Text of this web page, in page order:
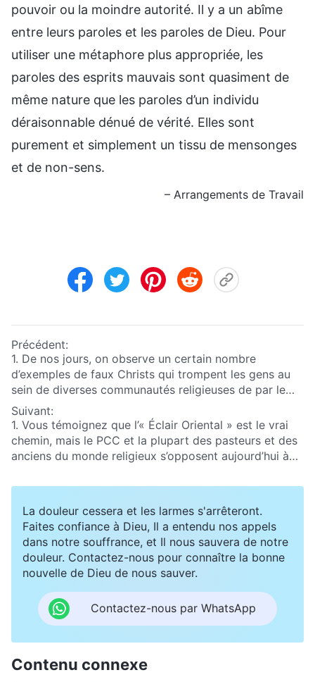
pouvoir ou la moindre autorité. Il y a un abîme
entre leurs paroles et les paroles de Dieu. Pour
utiliser une métaphore plus appropriée, les
paroles des esprits mauvais sont quasiment de
même nature que les paroles d’un individu
déraisonnable dénué de vérité. Elles sont
purement et simplement un tissu de mensonges
et de non-sens.
– Arrangements de Travail
Précédent:
1. De nos jours, on observe un certain nombre
d’exemples de faux Christs qui trompent les gens au
sein de diverses communautés religieuses de par le
monde. Beaucoup de gens, incapables de s’apercevoir
qu’ils étaient trompés, ont suivi ces faux Christs,
accomplissant ainsi cette prophétie du Seigneur Jésus
: «Si quelqu’un vous dit alors : Vois, christ est ici, ou :
il est là, ne le croyez pas. Car il s’élèvera de faux
était possible, même les élus»(Matthieu 24:23-24)
Par conséquent, nous croyons que quiconque reçoit
un témoignage comme étant le Seigneur qui est
revenu est indubitablement un faux Christ et qu’il est
inutile de chercher à le rencontrer et d’enquêter sur lui.
Aurions-nous tort de croire cela ?
Suivant:
1. Vous témoignez que l’« Éclair Oriental » est le vrai
chemin, mais le PCC et la plupart des pasteurs et des
anciens du monde religieux s’opposent aujourd’hui à
condamnent, ce qui montre que l’« Éclair Oriental » ne
quelque chose d’erroné dans notre compréhension ?
La douleur cessera et les larmes s'arrêteront.
Faites confiance à Dieu, Il a entendu nos appels
dans notre souffrance, et Il nous sauvera de notre
douleur. Contactez-nous pour connaître la bonne
nouvelle de Dieu de nous sauver.
Contactez-nous par WhatsApp
Contenu connexe